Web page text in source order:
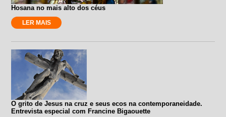
Hosana no mais alto dos céus
LER MAIS
O grito de Jesus na cruz e seus ecos na contemporaneidade.
Entrevista especial com Francine Bigaouette